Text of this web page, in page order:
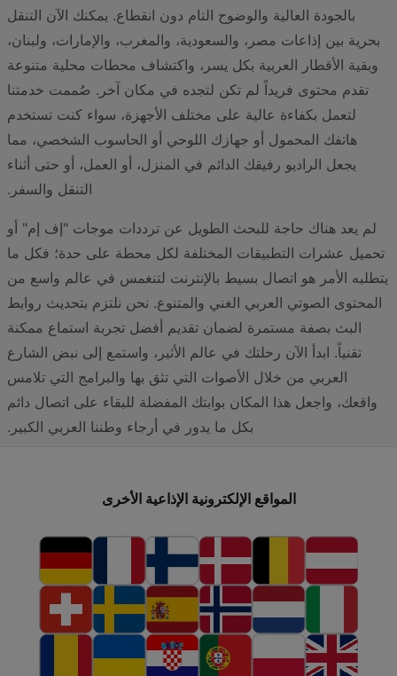
بالجودة العالية والوضوح التام دون انقطاع. يمكنك الآن التنقل
بحرية بين إذاعات مصر، والسعودية، والمغرب، والإمارات، ولبنان،
وبقية الأقطار العربية بكل يسر، واكتشاف محطات محلية متنوعة
تقدم محتوى فريداً لم تكن لتجده في مكان آخر. صُممت خدمتنا
لتعمل بكفاءة عالية على مختلف الأجهزة، سواء كنت تستخدم
هاتفك المحمول أو جهازك اللوحي أو الحاسوب الشخصي، مما
يجعل الراديو رفيقك الدائم في المنزل، أو العمل، أو حتى أثناء
التنقل والسفر.
لم يعد هناك حاجة للبحث الطويل عن ترددات موجات "إف إم" أو
تحميل عشرات التطبيقات المختلفة لكل محطة على حدة؛ فكل ما
يتطلبه الأمر هو اتصال بسيط بالإنترنت لتنغمس في عالم واسع من
المحتوى الصوتي العربي الغني والمتنوع. نحن نلتزم بتحديث روابط
البث بصفة مستمرة لضمان تقديم أفضل تجربة استماع ممكنة
تقنياً. ابدأ الآن رحلتك في عالم الأثير، واستمع إلى نبض الشارع
العربي من خلال الأصوات التي تثق بها والبرامج التي تلامس
واقعك، واجعل هذا المكان بوابتك المفضلة للبقاء على اتصال دائم
بكل ما يدور في أرجاء وطننا العربي الكبير.
المواقع الإلكترونية الإذاعية الأخرى